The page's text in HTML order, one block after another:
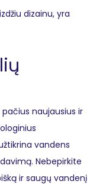
dizainu, yra
naujausius ir
vandens
Nebepirkite
ir saugų vandenį